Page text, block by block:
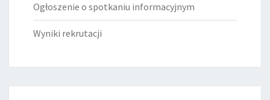
Ogłoszenie o spotkaniu informacyjnym
Wyniki rekrutacji